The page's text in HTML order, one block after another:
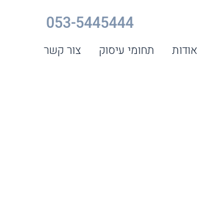
053-5445444
אודות תחומי עיסוק צור קשר